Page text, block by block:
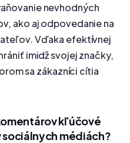
nevhodných
ako aj odpovedanie na
Vďaka efektívnej
imidž svojej značky,
sa zákazníci cítia
kľúčové
sociálnych médiách?